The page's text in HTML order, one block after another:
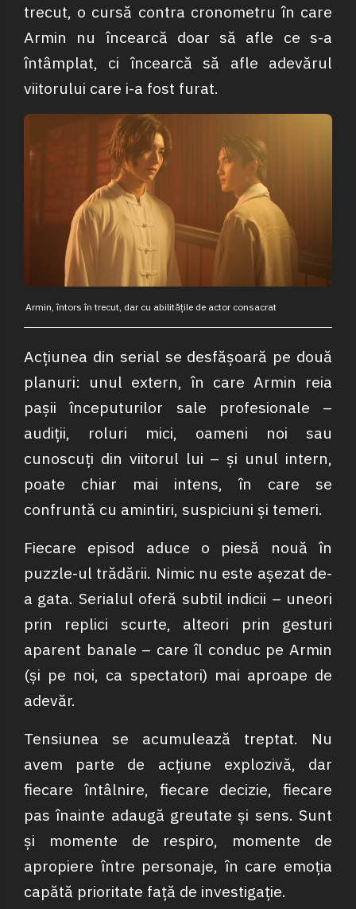
trecut, o cursă contra cronometru în care
Armin nu încearcă doar să afle ce s-a
întâmplat, ci încearcă să afle adevărul
viitorului care i-a fost furat.
Armin, întors în trecut, dar cu abilitățile de actor consacrat
Acțiunea din serial se desfășoară pe două
planuri: unul extern, în care Armin reia
pașii începuturilor sale profesionale –
audiții, roluri mici, oameni noi sau
cunoscuți din viitorul lui – și unul intern,
poate chiar mai intens, în care se
confruntă cu amintiri, suspiciuni și temeri.
Fiecare episod aduce o piesă nouă în
puzzle-ul trădării. Nimic nu este așezat de-
a gata. Serialul oferă subtil indicii – uneori
prin replici scurte, alteori prin gesturi
aparent banale – care îl conduc pe Armin
(și pe noi, ca spectatori) mai aproape de
adevăr.
Tensiunea se acumulează treptat. Nu
avem parte de acțiune explozivă, dar
fiecare întâlnire, fiecare decizie, fiecare
pas înainte adaugă greutate și sens. Sunt
și momente de respiro, momente de
apropiere între personaje, în care emoția
capătă prioritate față de investigație.